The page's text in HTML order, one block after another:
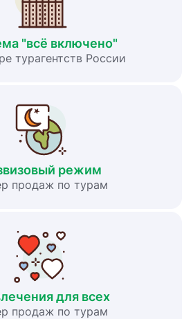
"всё включено"
турагентств России
режим
продаж по турам
для всех
продаж по турам